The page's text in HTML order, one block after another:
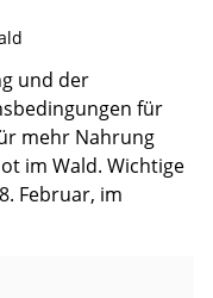
und der
für
mehr Nahrung
im Wald. Wichtige
Februar, im